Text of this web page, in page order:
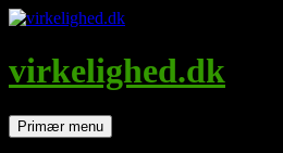
Hop
indhold
virkelighed.dk
SøgPrimær menu